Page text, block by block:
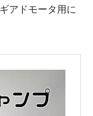
アドモータ用に